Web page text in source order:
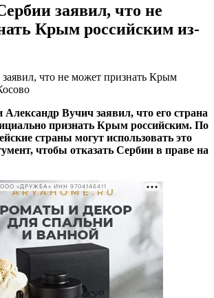
заявил, что не
Крым российским из-
что не может признать Крым
Александр Вучич заявил, что его страна
признать Крым российским. По
страны могут использовать это
чтобы отказать Сербии в праве на
«ДРУЖБА» ИНН 9704146411